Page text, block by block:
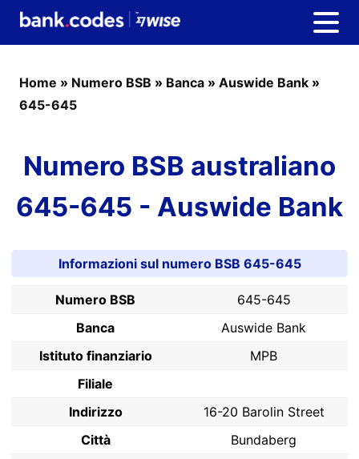
Home » Numero BSB » Banca » Auswide Bank »
645-645
Numero BSB australiano
645-645 - Auswide Bank
Informazioni sul numero BSB 645-645
Numero BSB
645-645
Banca
Auswide Bank
Istituto finanziario
MPB
Filiale
Indirizzo
16-20 Barolin Street
Città
Bundaberg